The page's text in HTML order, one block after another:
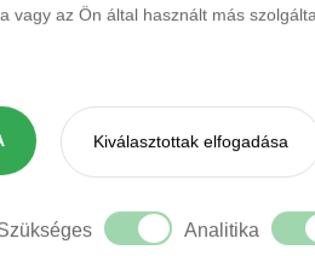
az Ön által használt más
Kiválasztottak elfogadása
Analitika